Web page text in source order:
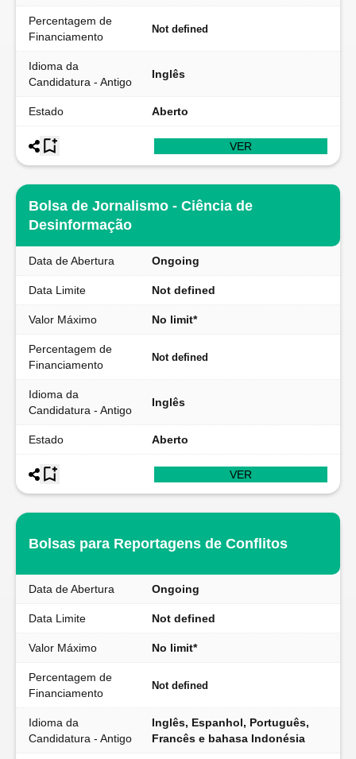
Percentagem de
Financiamento
Not defined
Idioma da
Candidatura - Antigo
Inglês
Estado Aberto
VER
Bolsa de Jornalismo - Ciência de
Desinformação
Data de Abertura Ongoing
Data Limite Not defined
Valor Máximo No limit*
Percentagem de
Financiamento
Not defined
Idioma da
Candidatura - Antigo
Inglês
Estado Aberto
VER
Bolsas para Reportagens de Conflitos
Data de Abertura Ongoing
Data Limite Not defined
Valor Máximo No limit*
Percentagem de
Financiamento
Not defined
Idioma da
Candidatura - Antigo
Inglês, Espanhol, Português,
Francês e bahasa Indonésia